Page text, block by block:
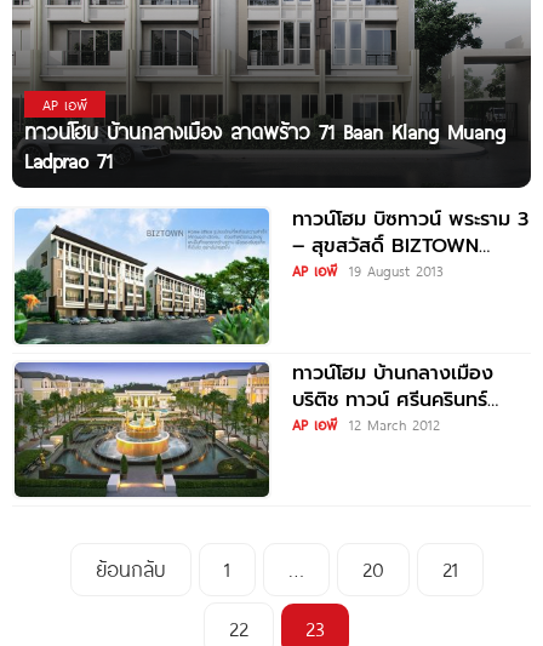
AP เอพี
ทาวน์โฮม บ้านกลางเมือง ลาดพร้าว 71 Baan Klang Muang
Ladprao 71
ทาวน์โฮม บิซทาวน์ พระราม 3
– สุขสวัสดิ์ BIZTOWN
RAMA3 – SUKSAWAT
AP เอพี 19 August 2013
ทาวน์โฮม บ้านกลางเมือง
บริติช ทาวน์ ศรีนครินทร์
Baan Klang Muang
AP เอพี 12 March 2012
ย้อนกลับ 1 … 20
21
22
23